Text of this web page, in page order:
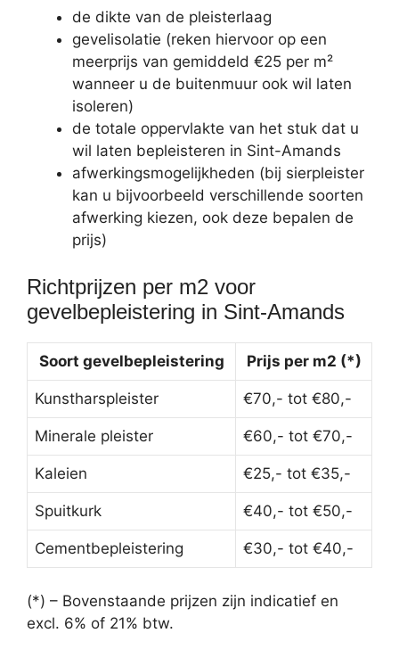
de dikte van de pleisterlaag
gevelisolatie (reken hiervoor op een
meerprijs van gemiddeld €25 per m²
wanneer u de buitenmuur ook wil laten
isoleren)
de totale oppervlakte van het stuk dat u
wil laten bepleisteren in Sint-Amands
afwerkingsmogelijkheden (bij sierpleister
kan u bijvoorbeeld verschillende soorten
afwerking kiezen, ook deze bepalen de
prijs)
Richtprijzen per m2 voor
gevelbepleistering in Sint-Amands
Soort gevelbepleistering Prijs per m2 (*)
Kunstharspleister €70,- tot €80,-
Minerale pleister €60,- tot €70,-
Kaleien €25,- tot €35,-
Spuitkurk €40,- tot €50,-
Cementbepleistering €30,- tot €40,-
(*) – Bovenstaande prijzen zijn indicatief en
excl. 6% of 21% btw.